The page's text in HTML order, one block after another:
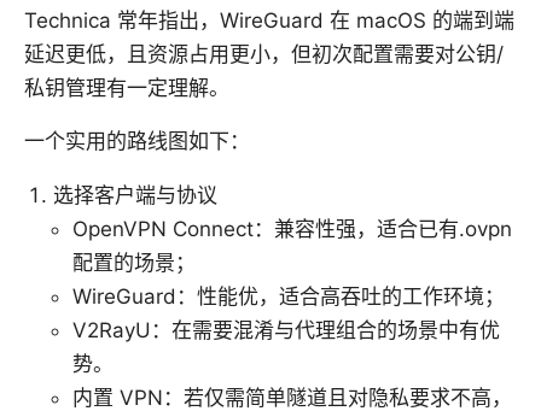
Technica 常年指出，WireGuard 在 macOS 的端到端
延迟更低，且资源占用更小，但初次配置需要对公钥/
私钥管理有一定理解。
一个实用的路线图如下：
选择客户端与协议
OpenVPN Connect：兼容性强，适合已有.ovpn
配置的场景；
WireGuard：性能优，适合高吞吐的工作环境；
V2RayU：在需要混淆与代理组合的场景中有优
势。
内置 VPN：若仅需简单隧道且对隐私要求不高，